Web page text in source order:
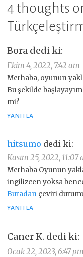
4 thoughts
Bora dedi ki:
Ekim 4, 2022, 7:42 am
Merhaba, oyunun
Bu şekilde
mi?
YANITLA
hitsumo dedi ki:
Kasım 25, 2022, 11:07
Merhaba Oyunun
ingilizcen yoksa
Buradan çeviri
YANITLA
Caner K. dedi ki:
Ocak 22, 2023, 6:47 pm